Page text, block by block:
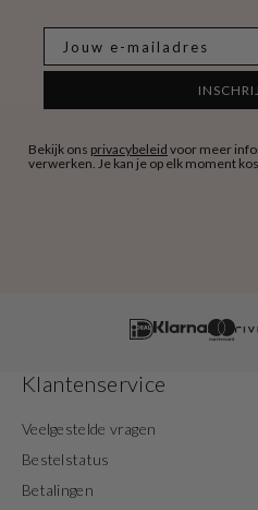
Bekijk ons privacybeleid voor meer
verwerken. Je kan je op elk moment
Klantenservice
Veelgestelde vragen
Bestelstatus
Betalingen